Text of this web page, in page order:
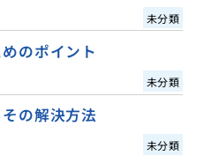
未分類
のポイント
未分類
の解決方法
未分類